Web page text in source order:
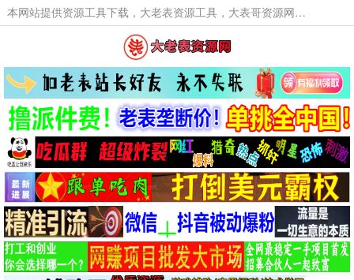
本网站提供资源工具下载，大老表资源工具，大表哥资源网软件工具，大老表资源下载，活动线报福利资源分享,活动线报，大型网游经典游戏，网络热门技术游戏辅助交流与分享。